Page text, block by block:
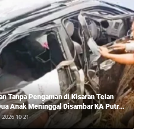
Tanpa Pengaman di Kisaran Telan
Anak Meninggal Disambar KA Putri
10 21